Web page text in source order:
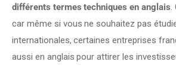
différents termes techniques en anglais.
car même si vous ne souhaitez pas
internationales, certaines entreprises
aussi en anglais pour attirer les